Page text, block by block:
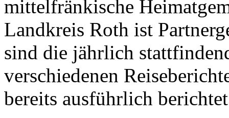
mittelfränkische
Landkreis Roth ist
sind die jährlich
verschiedenen
bereits ausführlich